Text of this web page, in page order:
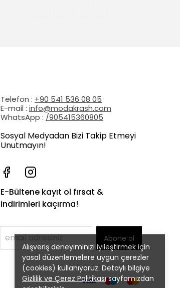
Alışveriş deneyiminizi iyileştirmek için
yasal düzenlemelere uygun çerezler
(cookies) kullanıyoruz. Detaylı bilgiye
Gizlilik ve Çerez Politikasısayfamızdan
Telefon : +90 541 536 08 05
E-mail : info@modakrash.com
WhatsApp : /905415360805
Sosyal Medyadan Bizi Takip Etmeyi
Unutmayın!
E-Bültene kayıt ol fırsat &
indirimleri kaçırma!
Abone ol